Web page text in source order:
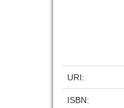
URI:
ISBN: